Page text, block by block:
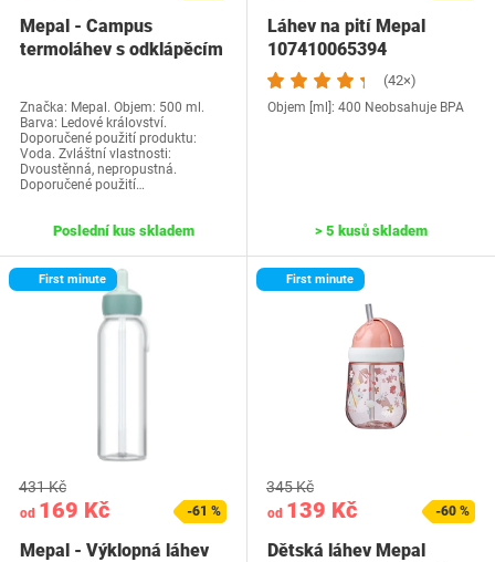
Mepal - Campus
termoláhev s odklápěcím
Značka: Mepal. Objem: 500 ml.
Barva: Ledové království.
Doporučené použití produktu:
Voda. Zvláštní vlastnosti:
Dvoustěnná, nepropustná.
Doporučené použití…
Poslední kus skladem
Láhev na pití Mepal
107410065394
(42×)
Objem [ml]: 400 Neobsahuje BPA
> 5 kusů skladem
First minute
od 169 Kč
431 Kč
-61 %
Mepal - Výklopná láhev
First minute
od 139 Kč
345 Kč
-60 %
Dětská láhev Mepal